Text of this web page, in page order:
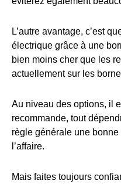
L’autre avantage, c’est
électrique grâce à une
bien moins cher que les
actuellement sur les
Au niveau des options, il
recommande, tout
règle générale une
l’affaire.
Mais faites toujours